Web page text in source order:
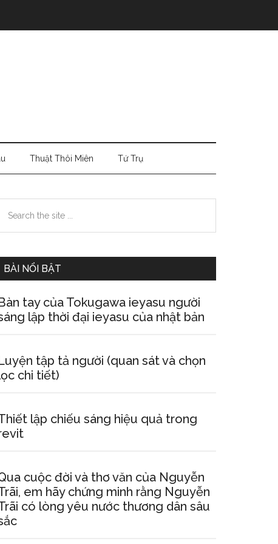
Thuật Thôi Miên Tứ Trụ
Primary
the
BÀI NỔI BẬT
tay của Tokugawa ieyasu người
lập thời đại ieyasu của nhật bản
tập tả người (quan sát và chọn
chi tiết)
lập chiếu sáng hiệu quả trong
cuộc đời và thơ văn của Nguyễn
em hãy chứng minh rằng Nguyễn
có lòng yêu nước thương dân sâu